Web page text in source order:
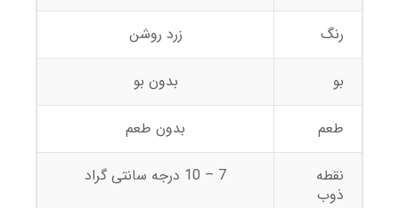
رنگ زرد روشن
بو بدون بو
طعم بدون طعم
نقطه
ذوب
7 – 10 درجه سانتی گراد